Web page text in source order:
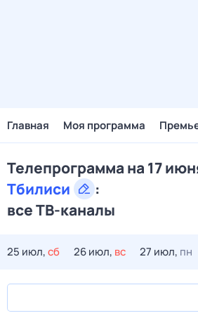
Главная Моя программа
Телепрограмма на 17
Тбилиси
:
все ТВ-каналы
25 июл,сб 26 июл, вс 27 июл, пн